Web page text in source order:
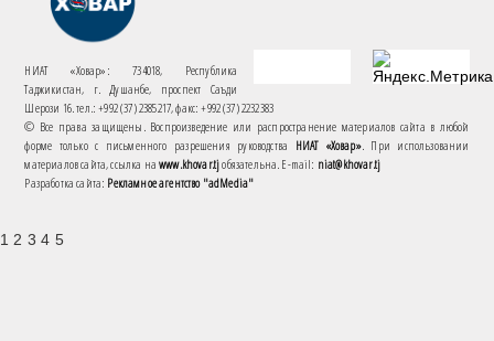
НИАТ «Ховар»: 734018, Республика
Таджикистан, г. Душанбе, проспект Саъди
Шерози 16. тел.: +992 (37) 2385217, факс: +992 (37) 2232383
© Все права защищены. Воспроизведение или распространение материалов сайта в любой
форме только с письменного разрешения руководства НИАТ «Ховар». При использовании
материалов сайта, ссылка наwww.khovar.tjобязательна. E-mail: niat@khovar.tj
Разработка сайта: Рекламное агентство "adMedia"
1 2 3 4 5